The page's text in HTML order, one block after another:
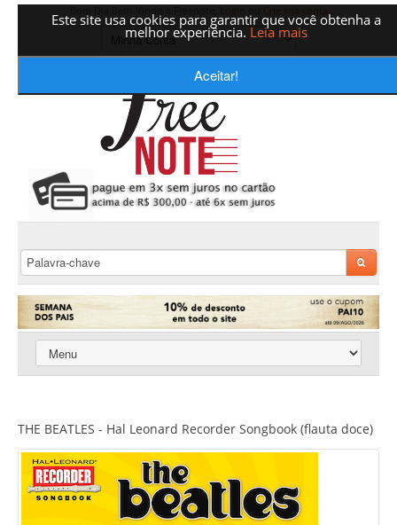
Este site usa cookies para garantir que você obtenha a
melhor experiência. Leia mais
Aceitar!
THE BEATLES - Hal Leonard Recorder Songbook (flauta doce)